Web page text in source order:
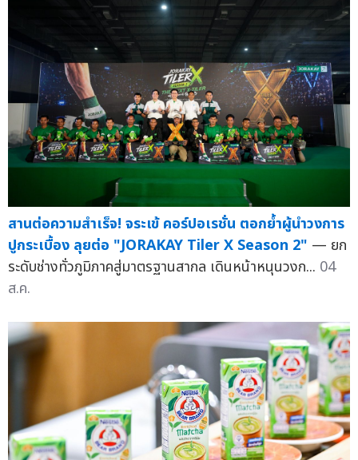
สานต่อความสำเร็จ! จระเข้ คอร์ปอเรชั่น ตอกย้ำผู้นำวงการ
ปูกระเบื้อง ลุยต่อ "JORAKAY Tiler X Season 2" — ยก
ระดับช่างทั่วภูมิภาคสู่มาตรฐานสากล เดินหน้าหนุนวงก... 04
ส.ค.